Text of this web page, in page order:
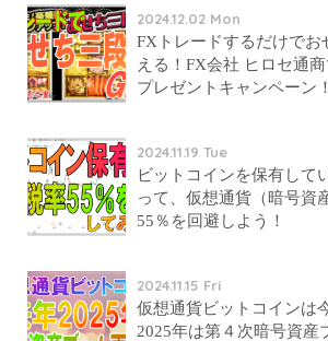
2024.12.02 Mon
FXトレードするだけでお
える！FX会社 ヒロセ通
プレゼントキャンペーン！
2024.11.19 Tue
ビットコインを保有して
って、仮想通貨（暗号資
55％を回避しよう！
2024.11.15 Fri
仮想通貨ビットコインは
2025年は第４次暗号資産